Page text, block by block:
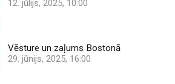
12. jūlijs, 2025, 10:00
Vēsture un zaļums Bostonā
29. jūnijs, 2025, 16:00